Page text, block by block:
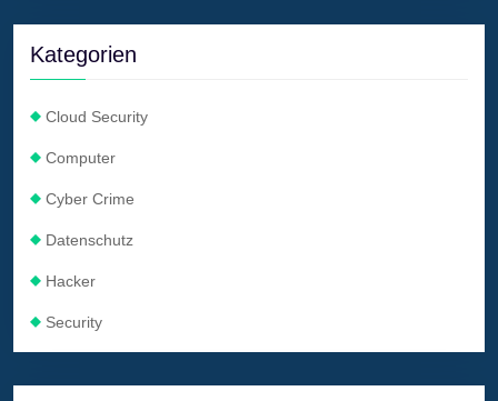
Kategorien
Cloud Security
Computer
Cyber Crime
Datenschutz
Hacker
Security